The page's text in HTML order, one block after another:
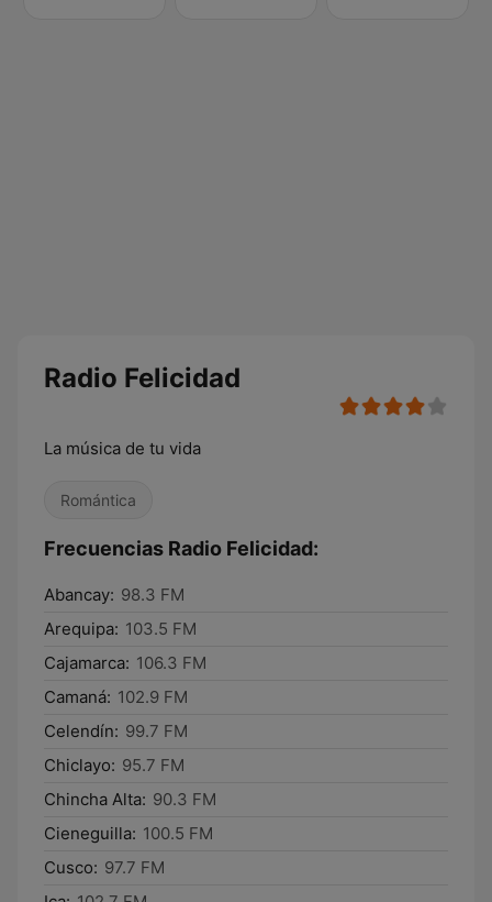
Radio Felicidad
La música de tu vida
Romántica
Frecuencias Radio Felicidad:
Abancay: 98.3 FM
Arequipa: 103.5 FM
Cajamarca: 106.3 FM
Camaná: 102.9 FM
Celendín: 99.7 FM
Chiclayo: 95.7 FM
Chincha Alta: 90.3 FM
Cieneguilla: 100.5 FM
Cusco: 97.7 FM